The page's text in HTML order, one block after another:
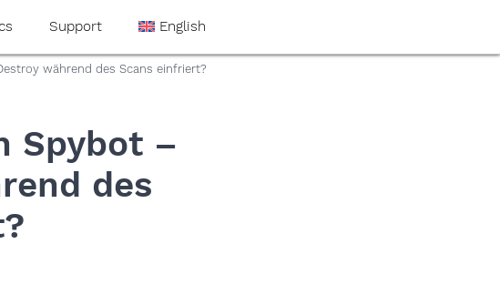
Support English
während des Scans einfriert?
Spybot –
des